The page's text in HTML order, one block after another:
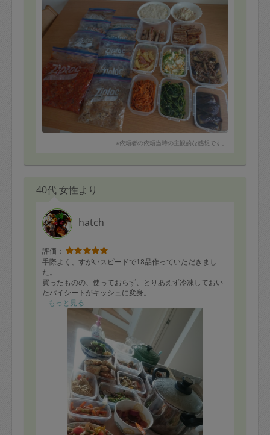
※依頼者の依頼当時の主観的な感想です。
40代 女性より
hatch
評価：
手際よく、すがいスピードで18品作っていただきまし
た。
買ったものの、使っておらず、とりあえず冷凍しておい
たパイシートがキッシュに変身。
なめこの佃煮を使ったナムルなど、そこにある食材でア
イデア料理の数々を作ってくださいました。
ありがとうございましたm(_ _)m
もっと見る